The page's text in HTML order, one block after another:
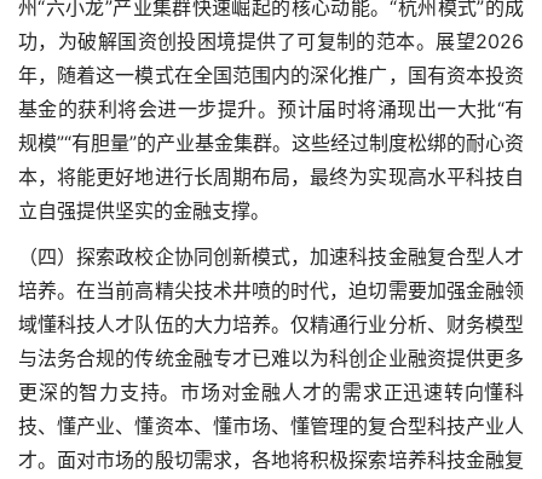
州“六小龙”产业集群快速崛起的核心动能。“杭州模式”的成
功，为破解国资创投困境提供了可复制的范本。展望2026
年，随着这一模式在全国范围内的深化推广，国有资本投资
基金的获利将会进一步提升。预计届时将涌现出一大批“有
规模”“有胆量”的产业基金集群。这些经过制度松绑的耐心资
本，将能更好地进行长周期布局，最终为实现高水平科技自
立自强提供坚实的金融支撑。
（四）探索政校企协同创新模式，加速科技金融复合型人才
培养。在当前高精尖技术井喷的时代，迫切需要加强金融领
域懂科技人才队伍的大力培养。仅精通行业分析、财务模型
与法务合规的传统金融专才已难以为科创企业融资提供更多
更深的智力支持。市场对金融人才的需求正迅速转向懂科
技、懂产业、懂资本、懂市场、懂管理的复合型科技产业人
才。面对市场的殷切需求，各地将积极探索培养科技金融复